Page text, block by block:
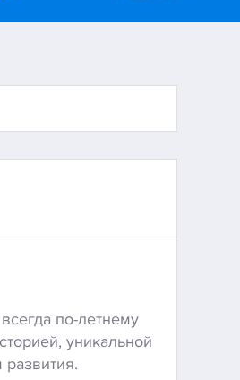
по-летнему
уникальной